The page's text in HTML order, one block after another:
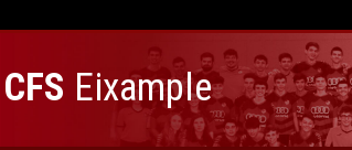
CFS Eixample